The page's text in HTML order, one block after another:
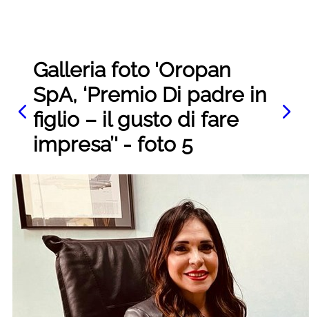
Galleria foto 'Oropan
SpA, ‘Premio Di padre in
figlio – il gusto di fare
impresa’' - foto 5